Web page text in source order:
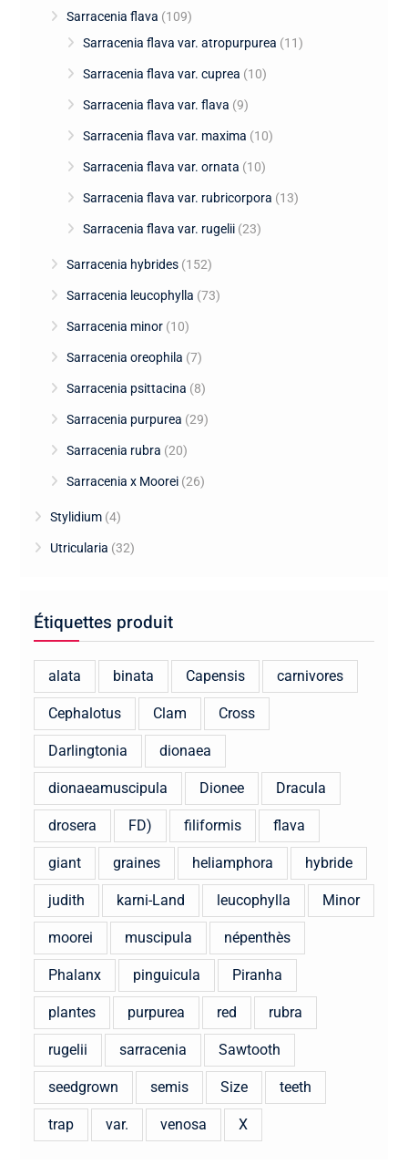
Sarracenia flava (109)
Sarracenia flava var. atropurpurea (11)
Sarracenia flava var. cuprea (10)
Sarracenia flava var. flava (9)
Sarracenia flava var. maxima (10)
Sarracenia flava var. ornata (10)
Sarracenia flava var. rubricorpora (13)
Sarracenia flava var. rugelii (23)
Sarracenia hybrides (152)
Sarracenia leucophylla (73)
Sarracenia minor (10)
Sarracenia oreophila (7)
Sarracenia psittacina (8)
Sarracenia purpurea (29)
Sarracenia rubra (20)
Sarracenia x Moorei (26)
Stylidium (4)
Utricularia (32)
Étiquettes produit
alata binata Capensis carnivores
Cephalotus Clam Cross
Darlingtonia dionaea
dionaeamuscipula Dionee Dracula
drosera FD) filiformis flava
giant graines heliamphora hybride
judith karni-Land leucophylla Minor
moorei muscipula népenthès
Phalanx pinguicula Piranha
plantes purpurea red rubra
rugelii sarracenia Sawtooth
seedgrown semis Size teeth
trap var. venosa X